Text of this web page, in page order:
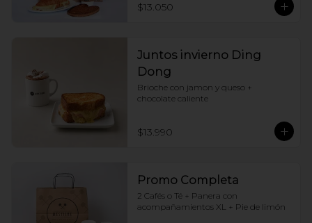
$13.050
Juntos invierno Ding
Dong
Brioche con jamon y queso +
chocolate caliente
$13.990
Promo Completa
2 Cafés o Té + Panera con
acompañamientos XL + Pie de limón